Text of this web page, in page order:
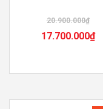
20.900.000₫
17.700.000₫